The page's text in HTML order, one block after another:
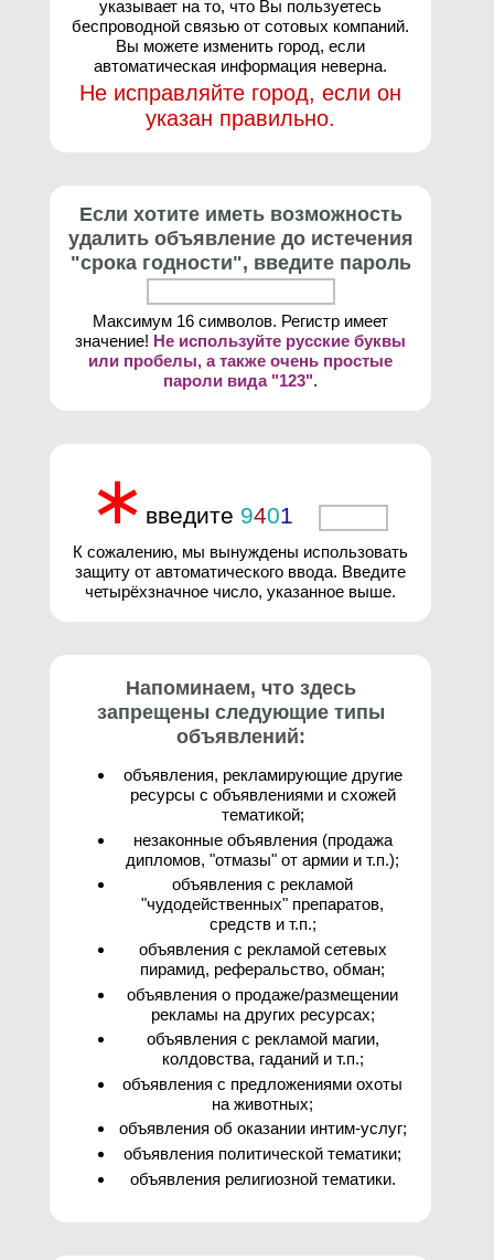
указывает на то, что Вы пользуетесь
беспроводной связью от сотовых компаний.
Вы можете изменить город, если
автоматическая информация неверна.
Не исправляйте город, если он
указан правильно.
Если хотите иметь возможность
удалить объявление до истечения
"срока годности", введите пароль
Максимум 16 символов. Регистр имеет
значение! Не используйте русские буквы
или пробелы, а также очень простые
пароли вида "123".
∗ введите 9401
К сожалению, мы вынуждены использовать
защиту от автоматического ввода. Введите
четырёхзначное число, указанное выше.
Напоминаем, что здесь
запрещены следующие типы
объявлений:
объявления, рекламирующие другие
ресурсы с объявлениями и схожей
тематикой;
незаконные объявления (продажа
дипломов, "отмазы" от армии и т.п.);
объявления с рекламой
"чудодейственных" препаратов,
средств и т.п.;
объявления с рекламой сетевых
пирамид, реферальство, обман;
объявления о продаже/размещении
рекламы на других ресурсах;
объявления с рекламой магии,
колдовства, гаданий и т.п.;
объявления с предложениями охоты
на животных;
объявления об оказании интим-услуг;
объявления политической тематики;
объявления религиозной тематики.